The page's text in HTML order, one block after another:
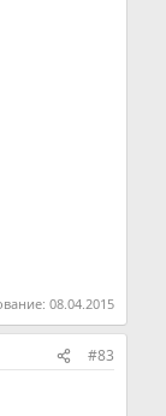
08.04.2015
#83